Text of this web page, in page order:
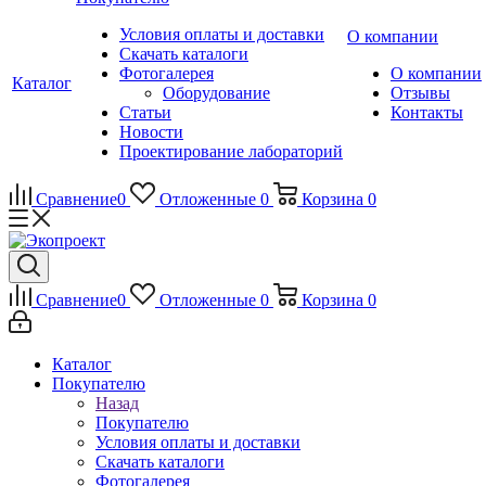
Каталог
Условия оплаты и доставки
Скачать каталоги
Фотогалерея
Оборудование
Статьи
Новости
Проектирование лабораторий
О компании
О компании
Отзывы
Контакты
Сравнение0 Отложенные 0 Корзина 0
Сравнение0 Отложенные 0 Корзина 0
Каталог
Покупателю
Назад
Покупателю
Условия оплаты и доставки
Скачать каталоги
Фотогалерея